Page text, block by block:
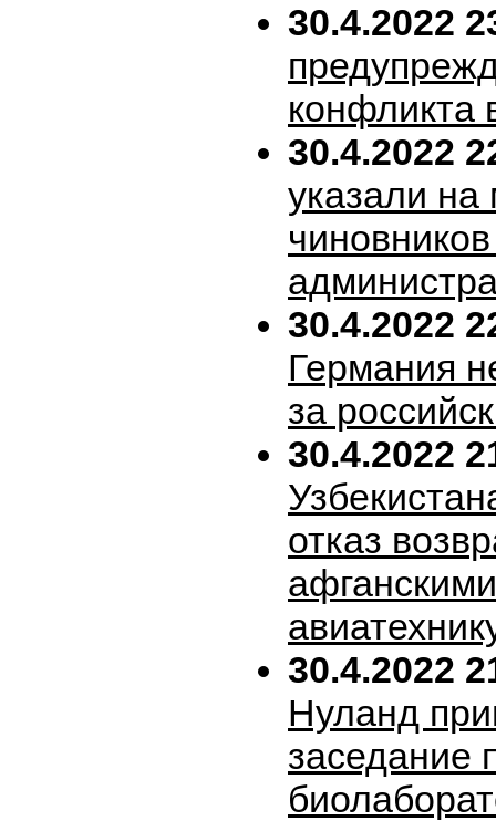
30.4.2022
конфликта
30.4.2022
указали на
30.4.2022
Германия
за
30.4.2022
отказ
30.4.2022
Нуланд
заседание